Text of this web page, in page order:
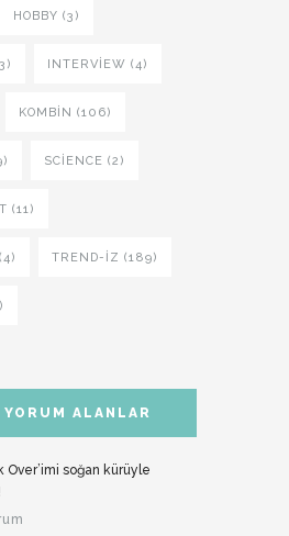
HOBBY (3)
INTERVIEW (4)
KOMBIN (106)
SCIENCE (2)
(11)
TREND-IZ (189)
YORUM ALANLAR
Over’imi soğan kürüyle